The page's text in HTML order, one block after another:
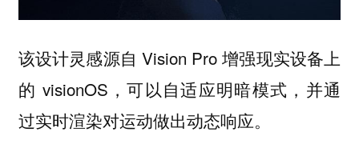
该设计灵感源自 Vision Pro 增强现实设备上
的 visionOS，可以自适应明暗模式，并通
过实时渲染对运动做出动态响应。